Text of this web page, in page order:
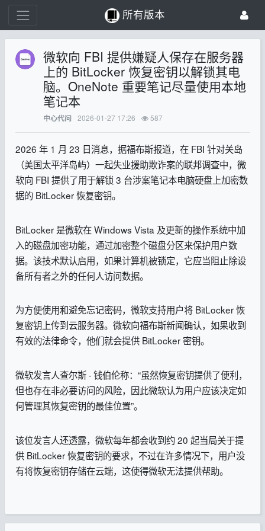
所有版本
微软向 FBI 提供嫌疑人保存在服务器
上的 BitLocker 恢复密钥以解锁其电
脑。OneNote 重要笔记尽量使用本地
笔记本
中心代问 2026-01-27 17:26 587
2026 年 1 月 23 日消息，据福布斯报道，在 FBI 针对关岛
（美国太平洋岛屿）一起失业援助欺诈案的联邦调查中，微
软向 FBI 提供了用于解锁 3 台涉案笔记本电脑硬盘上加密数
据的 BitLocker 恢复密钥。
BitLocker 是微软在 Windows Vista 及更新的操作系统中加
入的磁盘加密功能，通过加密整个磁盘分区来保护用户数
据。该技术默认启用，如果计算机被锁定，它应当阻止除设
备所有者之外的任何人访问数据。
为方便使用和避免忘记密码，微软支持用户将 BitLocker 恢
复密钥上传到云服务器。微软向福布斯新闻确认，如果收到
有效的法律命令，他们就会提供 BitLocker 密钥。
微软发言人查尔斯 · 钱伯伦称：“虽然恢复密钥提供了便利，
但也存在非必要访问的风险，因此微软认为用户应该决定如
何管理其恢复密钥的最佳位置”。
该位发言人还透露，微软每年都会收到约 20 起当局关于提
供 BitLocker 恢复密钥的要求，不过在许多情况下，用户没
有将恢复密钥存储在云端，这使得微软无法提供帮助。